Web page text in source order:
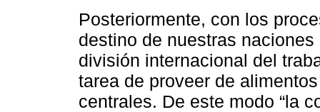
Posteriormente, con los
destino de nuestras
división internacional del
tarea de proveer de
centrales. De este modo “la